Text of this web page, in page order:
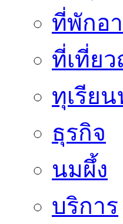
ที่พักอ
ที่เที่ย
ทุเรีย
ธุรกิจ
นมผึ้ง
บริการ